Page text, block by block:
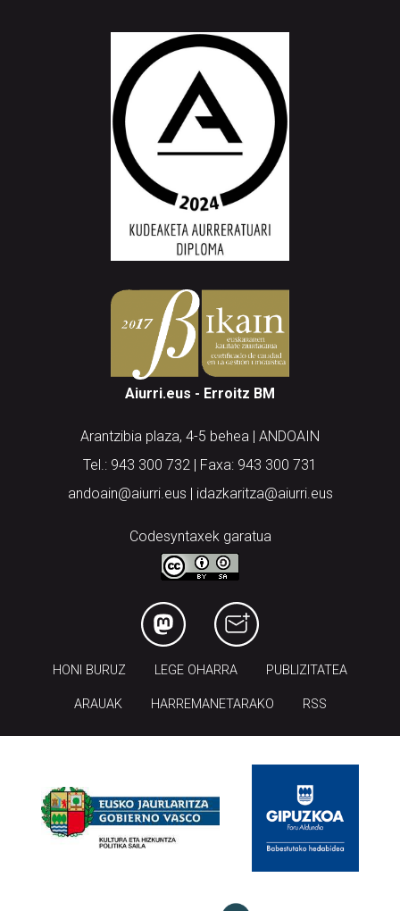
Aiurri.eus - Erroitz BM
Arantzibia plaza, 4-5 behea | ANDOAIN
Tel.: 943 300 732 | Faxa: 943 300 731
andoain@aiurri.eus | idazkaritza@aiurri.eus
Codesyntaxek garatua
HONI BURUZ LEGE OHARRA PUBLIZITATEA
ARAUAK HARREMANETARAKO RSS